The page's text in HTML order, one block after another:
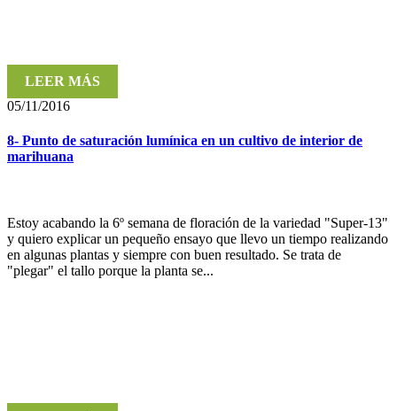
LEER MÁS
05/11/2016
8- Punto de saturación lumínica en un cultivo de interior de
marihuana
Estoy acabando la 6º semana de floración de la variedad "Super-13"
y quiero explicar un pequeño ensayo que llevo un tiempo realizando
en algunas plantas y siempre con buen resultado. Se trata de
"plegar" el tallo porque la planta se...